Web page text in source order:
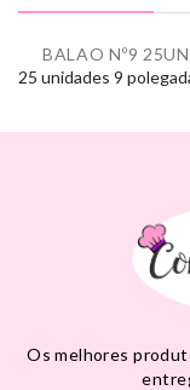
BALAO Nº9
25 unidades 9
Os melhores